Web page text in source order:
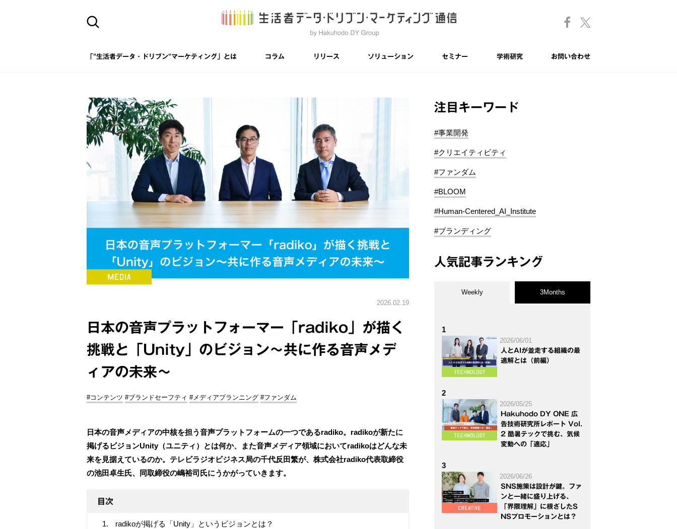
「"生活者データ・ドリブン"マーケティング」とは コラム リリース ソリューション セミナー 学術研究 お問い合わせ
2026.02.19
日本の音声プラットフォーマー「radiko」が描く
挑戦と「Unity」のビジョン～共に作る音声メデ
ィアの未来～
#コンテンツ #ブランドセーフティ #メディアプランニング #ファンダム
日本の音声メディアの中核を担う音声プラットフォームの一つであるradiko。radikoが新たに
掲げるビジョンUnity（ユニティ）とは何か、また音声メディア領域においてradikoはどんな未
来を見据えているのか。テレビラジオビジネス局の千代反田繁が、株式会社radiko代表取締役
の池田卓生氏、同取締役の嶋裕司氏にうかがっていきます。
目次
radikoが掲げる「Unity」というビジョンとは？
注目キーワード
#事業開発
#クリエイティビティ
#ファンダム
#BLOOM
#Human-Centered_AI_Institute
#ブランディング
人気記事ランキング
Weekly 3Months
1
2026/06/01
人とAIが並走する組織の最
適解とは（前編）
2
2026/05/25
Hakuhodo DY ONE 広
告技術研究所レポート Vol.
2 酷暑テックで挑む、気候
変動への「適応」
3
2026/06/26
SNS施策は設計が鍵。ファ
ンと一緒に盛り上げる、
「界隈理解」に根ざしたS
NSプロモーションとは？